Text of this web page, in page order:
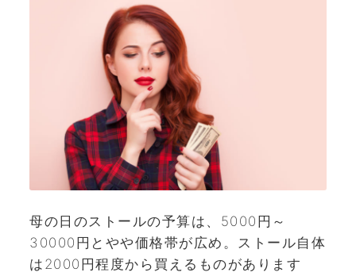
母の日のストールの予算は、5000円～
30000円とやや価格帯が広め。ストール自体
は2000円程度から買えるものがあります